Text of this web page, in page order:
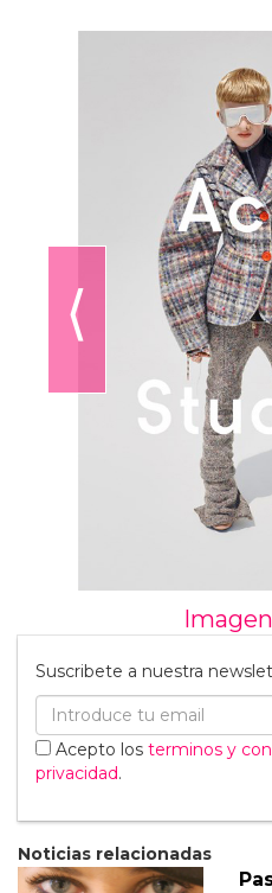
⟨
Suscribete a nuestra
Acepto los terminos y
privacidad.
Noticias relacionadas